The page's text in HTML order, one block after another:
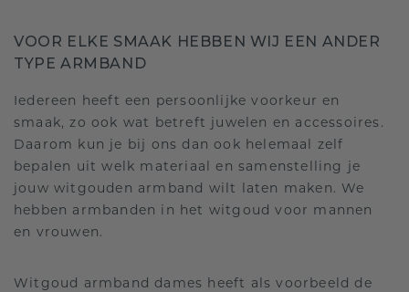
VOOR ELKE SMAAK HEBBEN WIJ EEN ANDER
TYPE ARMBAND
Iedereen heeft een persoonlijke voorkeur en
smaak, zo ook wat betreft juwelen en accessoires.
Daarom kun je bij ons dan ook helemaal zelf
bepalen uit welk materiaal en samenstelling je
jouw witgouden armband wilt laten maken. We
hebben armbanden in het witgoud voor mannen
en vrouwen.
Witgoud armband dames heeft als voorbeeld de